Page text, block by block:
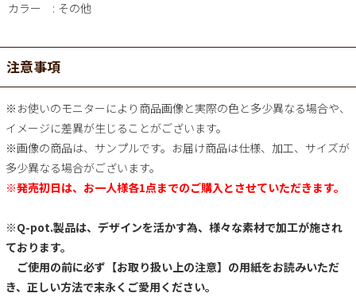
カラー その他
注意事項
※お使いのモニターにより商品画像と実際の色と多少異なる場合や、
イメージに差異が生じることがございます。
※画像の商品は、サンプルです。お届け商品は仕様、加工、サイズが
多少異なる場合がございます。
※発売初日は、お一人様各1点までのご購入とさせていただきます。
※Q-pot.製品は、デザインを活かす為、様々な素材で加工が施され
ております。
ご使用の前に必ず【お取り扱い上の注意】の用紙をお読みいただ
き、正しい方法で末永くご愛用ください。